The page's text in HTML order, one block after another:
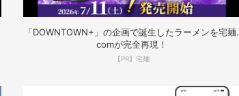
「DOWNTOWN+」の企画で誕生したラーメンを宅麺.
comが完全再現！
【PR】宅麺